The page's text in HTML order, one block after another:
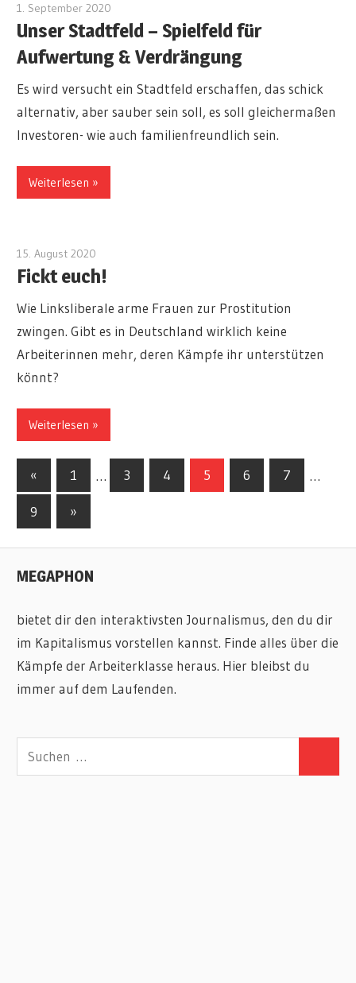
1. September 2020
Unser Stadtfeld – Spielfeld für
Aufwertung & Verdrängung
Es wird versucht ein Stadtfeld erschaffen, das schick
alternativ, aber sauber sein soll, es soll gleichermaßen
Investoren- wie auch familienfreundlich sein.
Weiterlesen
15. August 2020
Fickt euch!
Wie Linksliberale arme Frauen zur Prostitution
zwingen. Gibt es in Deutschland wirklich keine
Arbeiterinnen mehr, deren Kämpfe ihr unterstützen
könnt?
Weiterlesen
Seitennummerierung
der
Beiträge
« Vorherige
Beiträge
1 … 3 4 5 6 7 …
9
Nächste
Beiträge
»
MEGAPHON
bietet dir den interaktivsten Journalismus, den du dir
im Kapitalismus vorstellen kannst. Finde alles über die
Kämpfe der Arbeiterklasse heraus. Hier bleibst du
immer auf dem Laufenden.
Suchen
nach: